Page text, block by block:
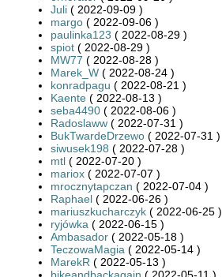
Juli ( 2022-09-09 )
margo ( 2022-09-06 )
paulinka123 ( 2022-08-29 )
spiot ( 2022-08-29 )
MW77 ( 2022-08-28 )
Marek_W ( 2022-08-24 )
konradpagu ( 2022-08-21 )
Kaente ( 2022-08-13 )
seba4490 ( 2022-08-06 )
Radoslaww ( 2022-07-31 )
BukTwardeDrzewo ( 2022-07-31 )
siwusek198 ( 2022-07-28 )
mtl ( 2022-07-20 )
mariox ( 2022-07-07 )
mrocznytapczan ( 2022-07-04 )
Raphael ( 2022-06-26 )
mariuszkucharczyk ( 2022-06-25 )
ryjówka ( 2022-06-15 )
Ambasador ( 2022-05-18 )
TeczowaMagia ( 2022-05-14 )
MarekR ( 2022-05-13 )
bikeandbackagain ( 2022-05-11 )